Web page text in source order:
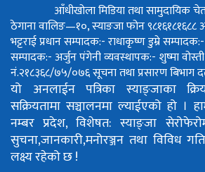
आँधीखोला मिडिया तथा सामुदायिक
ठेगाना वालिङ—१०, स्याङजा फोन ९८१६१८१६८८
भट्टराईप्रधान सम्पादक:- राधाकृष्ण डुम्रेसम्पादक:-
सम्पादक:- अर्जुन पंगेनीव्यवस्थापक:- शुष्मा वोस्ती
नं.२१८३६८/७५/०७६सूचना तथा प्रसारण बिभाग
यो अनलाईन पत्रिका स्याङ्जाका
सक्रियतामा सञ्चालनमा ल्याईएको हो ।
नम्बर प्रदेश, विशेषत: स्याङ्जा
सुचना,जानकारी,मनोरञ्जन तथा विविध
लक्ष्य रहेको छ !